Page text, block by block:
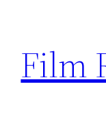
conținut
Film